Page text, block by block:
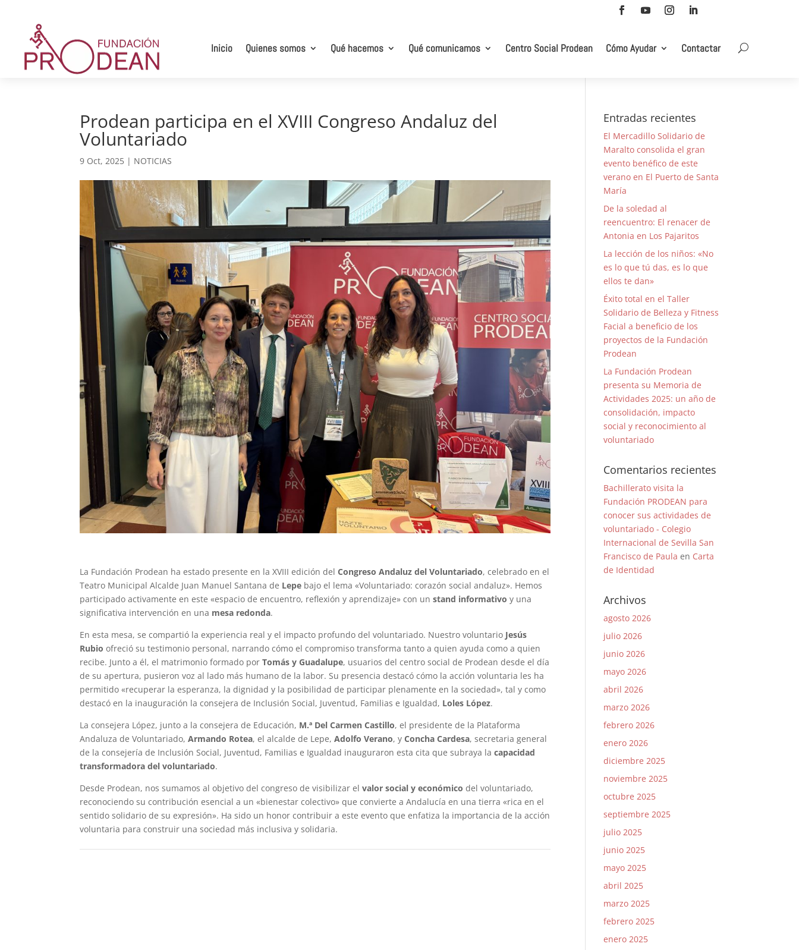
Inicio Quienes somos Qué hacemos Qué comunicamos Centro Social Prodean Cómo Ayudar Contactar
Prodean participa en el XVIII Congreso Andaluz del
Voluntariado
9 Oct, 2025 | NOTICIAS
La Fundación Prodean ha estado presente en la XVIII edición delCongreso Andaluz del Voluntariado, celebrado en el
Teatro Municipal Alcalde Juan Manuel Santana de Lepe bajo el lema «Voluntariado: corazón social andaluz». Hemos
participado activamente en este «espacio de encuentro, reflexión y aprendizaje» con unstand informativo y una
significativa intervención en una mesa redonda.
En esta mesa, se compartió la experiencia real y el impacto profundo del voluntariado. Nuestro voluntario Jesús
Rubio ofreció su testimonio personal, narrando cómo el compromiso transforma tanto a quien ayuda como a quien
recibe. Junto a él, el matrimonio formado porTomás y Guadalupe, usuarios del centro social de Prodean desde el día
de su apertura, pusieron voz al lado más humano de la labor. Su presencia destacó cómo la acción voluntaria les ha
permitido «recuperar la esperanza, la dignidad y la posibilidad de participar plenamente en la sociedad», tal y como
destacó en la inauguración la consejera de Inclusión Social, Juventud, Familias e Igualdad, Loles López.
La consejera López, junto a la consejera de Educación, M.ª Del Carmen Castillo, el presidente de la Plataforma
Andaluza de Voluntariado,Armando Rotea, el alcalde de Lepe,Adolfo Verano, yConcha Cardesa, secretaria general
de la consejería de Inclusión Social, Juventud, Familias e Igualdad inauguraron esta cita que subraya lacapacidad
transformadora del voluntariado.
Desde Prodean, nos sumamos al objetivo del congreso de visibilizar elvalor social y económico del voluntariado,
reconociendo su contribución esencial a un «bienestar colectivo» que convierte a Andalucía en una tierra «rica en el
sentido solidario de su expresión». Ha sido un honor contribuir a este evento que enfatiza la importancia de la acción
voluntaria para construir una sociedad más inclusiva y solidaria.
Entradas recientes
El Mercadillo Solidario de
Maralto consolida el gran
evento benéfico de este
verano en El Puerto de Santa
María
De la soledad al
reencuentro: El renacer de
Antonia en Los Pajaritos
La lección de los niños: «No
es lo que tú das, es lo que
ellos te dan»
Éxito total en el Taller
Solidario de Belleza y Fitness
Facial a beneficio de los
proyectos de la Fundación
Prodean
La Fundación Prodean
presenta su Memoria de
Actividades 2025: un año de
consolidación, impacto
social y reconocimiento al
voluntariado
Comentarios recientes
Bachillerato visita la
Fundación PRODEAN para
conocer sus actividades de
voluntariado - Colegio
Internacional de Sevilla San
Francisco de Paula en Carta
de Identidad
Archivos
agosto 2026
julio 2026
junio 2026
mayo 2026
abril 2026
marzo 2026
febrero 2026
enero 2026
diciembre 2025
noviembre 2025
octubre 2025
septiembre 2025
julio 2025
junio 2025
mayo 2025
abril 2025
marzo 2025
febrero 2025
enero 2025